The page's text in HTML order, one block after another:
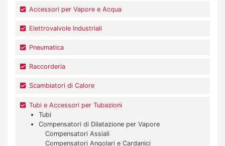
Accessori per Vapore e Acqua
Elettrovalvole Industriali
Pneumatica
Raccorderia
Scambiatori di Calore
Tubi e Accessori per Tubazioni
Tubi
Compensatori di Dilatazione per Vapore
Compensatori Assiali
Compensatori Angolari e Cardanici